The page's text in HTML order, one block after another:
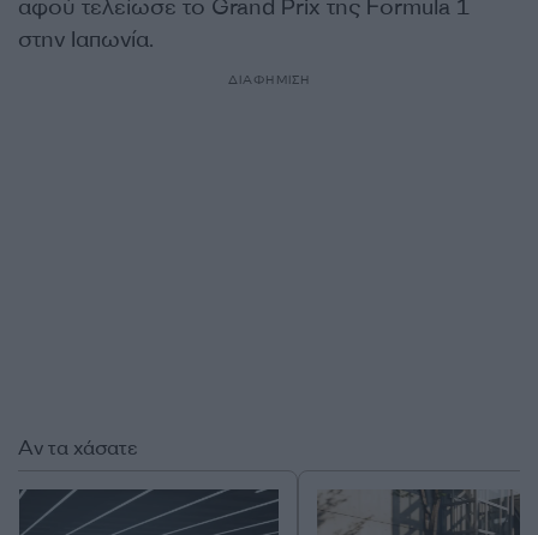
αφού τελείωσε το Grand Prix της Formula 1
στην Ιαπωνία.
ΔΙΑΦΗΜΙΣΗ
Αν τα χάσατε